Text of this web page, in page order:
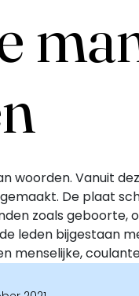
woorden. Vanuit
De plaat
zoals geboorte,
leden bijgestaan
menselijke,